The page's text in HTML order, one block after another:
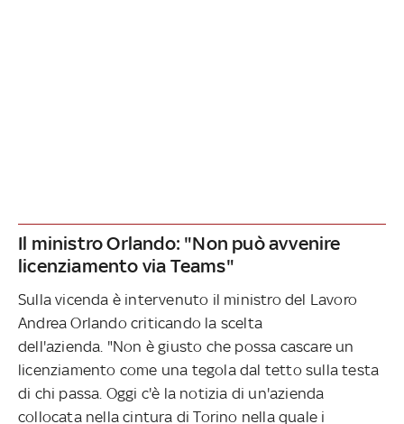
Il ministro Orlando: "Non può avvenire
licenziamento via Teams"
Sulla vicenda è intervenuto il ministro del Lavoro
Andrea Orlando criticando la scelta
dell'azienda. "Non è giusto che possa cascare un
licenziamento come una tegola dal tetto sulla testa
di chi passa. Oggi c'è la notizia di un'azienda
collocata nella cintura di Torino nella quale i